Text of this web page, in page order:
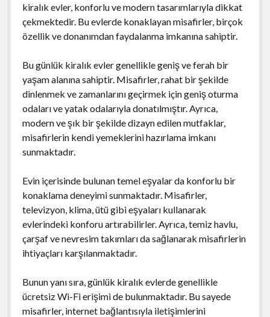
kiralık evler, konforlu ve modern tasarımlarıyla dikkat
çekmektedir. Bu evlerde konaklayan misafirler, birçok
özellik ve donanımdan faydalanma imkanına sahiptir.
Bu günlük kiralık evler genellikle geniş ve ferah bir
yaşam alanına sahiptir. Misafirler, rahat bir şekilde
dinlenmek ve zamanlarını geçirmek için geniş oturma
odaları ve yatak odalarıyla donatılmıştır. Ayrıca,
modern ve şık bir şekilde dizayn edilen mutfaklar,
misafirlerin kendi yemeklerini hazırlama imkanı
sunmaktadır.
Evin içerisinde bulunan temel eşyalar da konforlu bir
konaklama deneyimi sunmaktadır. Misafirler,
televizyon, klima, ütü gibi eşyaları kullanarak
evlerindeki konforu artırabilirler. Ayrıca, temiz havlu,
çarşaf ve nevresim takımları da sağlanarak misafirlerin
ihtiyaçları karşılanmaktadır.
Bunun yanı sıra, günlük kiralık evlerde genellikle
ücretsiz Wi-Fi erişimi de bulunmaktadır. Bu sayede
misafirler, internet bağlantısıyla iletişimlerini